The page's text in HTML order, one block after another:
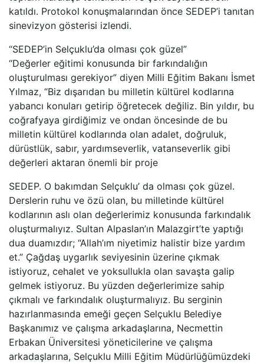
katıldı. Protokol konuşmalarından önce SEDEP’i tanıtan
sinevizyon gösterisi izlendi.
“SEDEP’in Selçuklu’da olması çok güzel”
“Değerler eğitimi konusunda bir farkındalığın
oluşturulması gerekiyor” diyen Milli Eğitim Bakanı İsmet
Yılmaz, “Biz dışarıdan bu milletin kültürel kodlarına
yabancı konuları getirip öğretecek değiliz. Bin yıldır, bu
coğrafyaya girdiğimiz ve ondan öncesinde de bu
milletin kültürel kodlarında olan adalet, doğruluk,
dürüstlük, sabır, yardımseverlik, vatanseverlik gibi
değerleri aktaran önemli bir proje
SEDEP. O bakımdan Selçuklu’ da olması çok güzel.
Derslerin ruhu ve özü olan, bu milletinde kültürel
kodlarının aslı olan değerlerimiz konusunda farkındalık
oluşturmalıyız. Sultan Alpaslan’ın Malazgirt’te yaptığı
dua duamızdır; “Allah’ım niyetimiz halistir bize yardım
et.” Çağdaş uygarlık seviyesinin üzerine çıkmak
istiyoruz, cehalet ve yoksullukla olan savaşta galip
gelmek istiyoruz. Bu yüzden değerlerimize sahip
çıkmalı ve farkındalık oluşturmalıyız. Bu serginin
hazırlanmasında emeği geçen Selçuklu Belediye
Başkanımız ve çalışma arkadaşlarına, Necmettin
Erbakan Üniversitesi yöneticilerine ve çalışma
arkadaşlarına, Selçuklu Milli Eğitim Müdürlüğümüzdeki